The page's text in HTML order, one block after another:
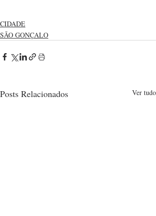
CIDADE
SÃO GONÇALO
Posts Relacionados Ver tudo